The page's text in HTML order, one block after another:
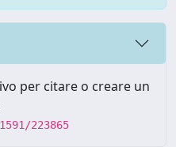
per citare o creare un
223865